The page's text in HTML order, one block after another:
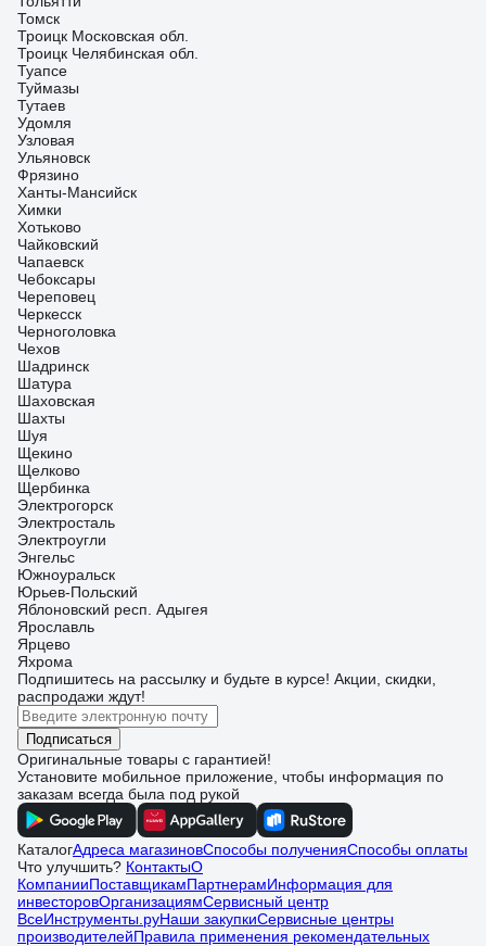
Томск
Троицк Московская обл.
Троицк Челябинская обл.
Туапсе
Туймазы
Тутаев
Удомля
Узловая
Ульяновск
Фрязино
Ханты-Мансийск
Химки
Хотьково
Чайковский
Чапаевск
Чебоксары
Череповец
Черкесск
Черноголовка
Чехов
Шадринск
Шатура
Шаховская
Шахты
Шуя
Щекино
Щелково
Щербинка
Электрогорск
Электросталь
Электроугли
Энгельс
Южноуральск
Юрьев-Польский
Яблоновский респ. Адыгея
Ярославль
Ярцево
Яхрома
Подпишитесь на рассылку и будьте в курсе! Акции, скидки,
распродажи ждут!
Подписаться
Оригинальные товары с гарантией!
Установите мобильное приложение, чтобы информация по
заказам всегда была под рукой
КаталогАдреса магазиновСпособы полученияСпособы оплаты
Что улучшить? КонтактыО
КомпанииПоставщикамПартнерамИнформация для
инвесторовОрганизациямСервисный центр
ВсеИнструменты.руНаши закупкиСервисные центры
производителейПравила применения рекомендательных